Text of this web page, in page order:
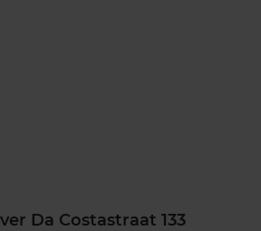
Da Costastraat 133